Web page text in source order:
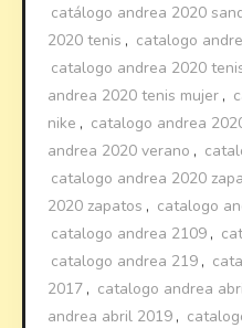
catálogo andrea 2020
2020 tenis , catalogo
catalogo andrea 2020
andrea 2020 tenis mujer ,
nike , catalogo andrea
andrea 2020 verano ,
catalogo andrea 2020
2020 zapatos , catalogo
catalogo andrea 2109 ,
catalogo andrea 219 ,
2017 , catalogo andrea
andrea abril 2019 ,